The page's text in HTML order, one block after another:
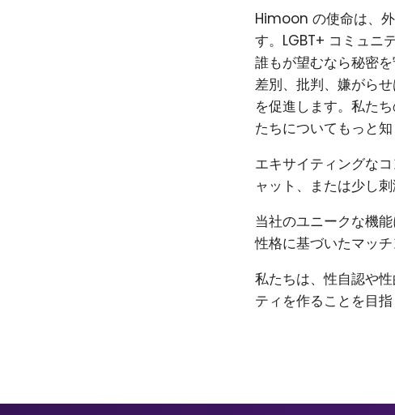
Himoon の使命は、
す。LGBT+ コミュニ
誰もが望むなら秘密
差別、批判、嫌がら
を促進します。私た
たちについてもっと
エキサイティングな
ャット、または少し
当社のユニークな機
性格に基づいたマッ
私たちは、性自認や
ティを作ることを目指